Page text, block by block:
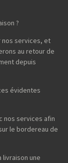
?
services, et
au retour de
depuis
évidentes
nos services afin
le bordereau de
livraison une